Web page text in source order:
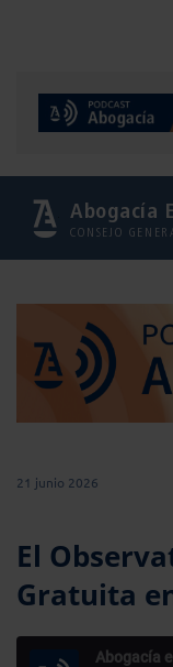
Abogacía
CONSEJO
21 junio 2026
El
Gratuita
Abogacía